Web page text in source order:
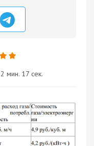
2 мин. 17 сек.